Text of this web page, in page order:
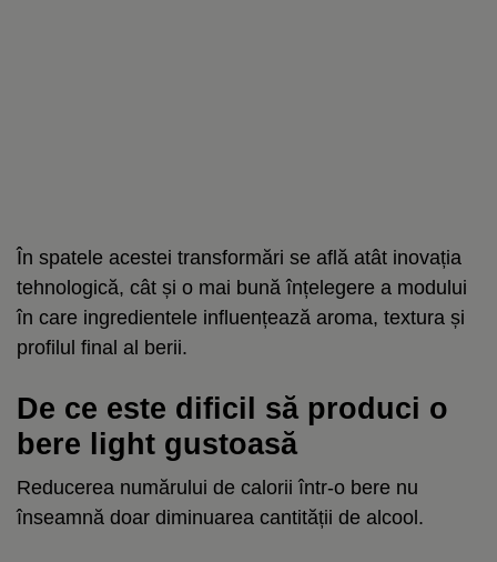
În spatele acestei transformări se află atât inovația
tehnologică, cât și o mai bună înțelegere a modului
în care ingredientele influențează aroma, textura și
profilul final al berii.
De ce este dificil să produci o
bere light gustoasă
Reducerea numărului de calorii într-o bere nu
înseamnă doar diminuarea cantității de alcool.